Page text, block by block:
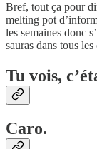
Bref, tout ça pour
melting pot
les semaines donc
sauras dans tous les
Tu vois,
Caro.